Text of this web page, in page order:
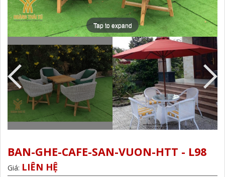
Tap to expand
BAN-GHE-CAFE-SAN-VUON-HTT - L98
Giá: LIÊN HỆ